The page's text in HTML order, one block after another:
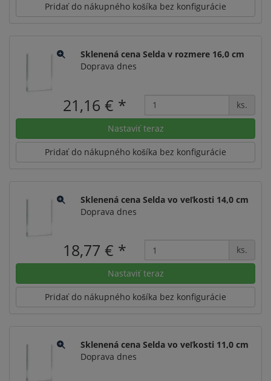
Pridať do nákupného košíka bez konfigurácie
Sklenená cena Selda v rozmere 16,0 cm
Doprava dnes
21,16 € * ks.
Nastaviť teraz
Pridať do nákupného košíka bez konfigurácie
Sklenená cena Selda vo veľkosti 14,0 cm
Doprava dnes
18,77 € * ks.
Nastaviť teraz
Pridať do nákupného košíka bez konfigurácie
Sklenená cena Selda vo veľkosti 11,0 cm
Doprava dnes